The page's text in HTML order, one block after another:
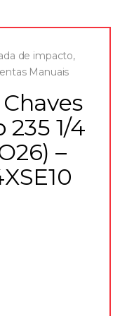
de impacto,
Manuais
235 1/4
–